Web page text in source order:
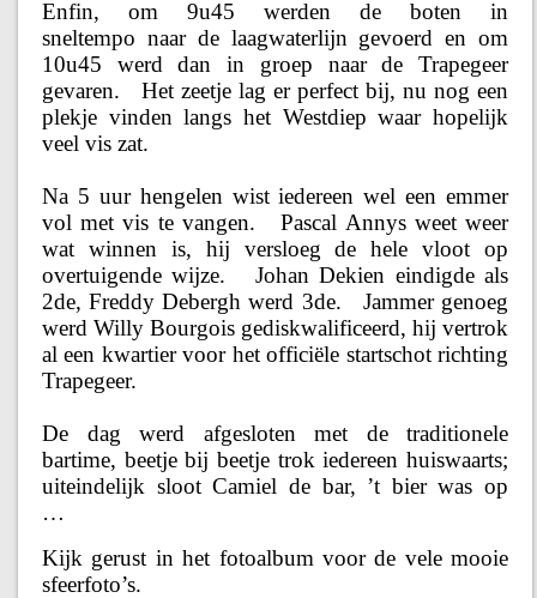
Enfin, om 9u45 werden de boten in
sneltempo naar de laagwaterlijn gevoerd en om
10u45 werd dan in groep naar de Trapegeer
gevaren. Het zeetje lag er perfect bij, nu nog een
plekje vinden langs het Westdiep waar hopelijk
veel vis zat.
Na 5 uur hengelen wist iedereen wel een emmer
vol met vis te vangen. Pascal Annys weet weer
wat winnen is, hij versloeg de hele vloot op
overtuigende wijze. Johan Dekien eindigde als
2de, Freddy Debergh werd 3de. Jammer genoeg
werd Willy Bourgois gediskwalificeerd, hij vertrok
al een kwartier voor het officiële startschot richting
Trapegeer.
De dag werd afgesloten met de traditionele
bartime, beetje bij beetje trok iedereen huiswaarts;
uiteindelijk sloot Camiel de bar, ’t bier was op
…
Kijk gerust in het fotoalbum voor de vele mooie
sfeerfoto’s.